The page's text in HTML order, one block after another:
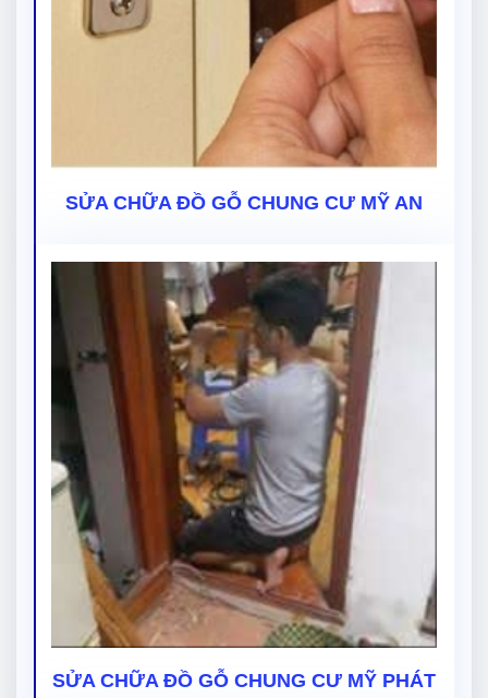
SỬA CHỮA ĐỒ GỖ CHUNG CƯ MỸ AN
SỬA CHỮA ĐỒ GỖ CHUNG CƯ MỸ PHÁT